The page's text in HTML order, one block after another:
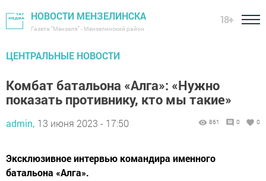
НОВОСТИ МЕНЗЕЛИНСКА
Газета "Мензеля" - Мензелинский район
18+
ЦЕНТРАЛЬНЫЕ НОВОСТИ
Комбат батальона «Алга»: «Нужно
показать противнику, кто мы такие»
admin, 13 июня 2023 - 17:50 861 0 0
Эксклюзивное интервью командира именного
батальона «Алга».